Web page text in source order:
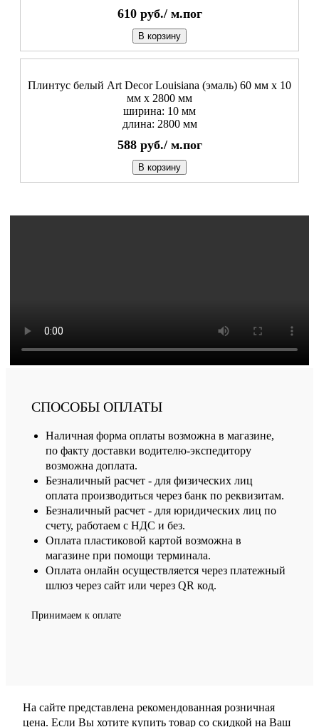
610 руб./ м.пог
В корзину
Плинтус белый Art Decor Louisiana (эмаль) 60 мм х 10
мм х 2800 мм
ширина: 10 мм
длина: 2800 мм
588 руб./ м.пог
В корзину
СПОСОБЫ ОПЛАТЫ
Наличная форма оплаты возможна в магазине,
по факту доставки водителю-экспедитору
возможна доплата.
Безналичный расчет - для физических лиц
оплата производиться через банк по реквизитам.
Безналичный расчет - для юридических лиц по
счету, работаем с НДС и без.
Оплата пластиковой картой возможна в
магазине при помощи терминала.
Оплата онлайн осуществляется через платежный
шлюз через сайт или через QR код.
Принимаем к оплате
На сайте представлена рекомендованная розничная
цена. Если Вы хотите купить товар со скидкой на Ваш